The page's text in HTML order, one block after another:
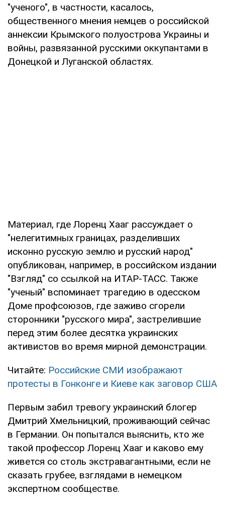
"ученого", в частности, касалось,
общественного мнения немцев о российской
аннексии Крымского полуострова Украины и
войны, развязанной русскими оккупантами в
Донецкой и Луганской областях.
Материал, где Лоренц Хааг рассуждает о
"нелегитимных границах, разделивших
исконно русскую землю и русский народ"
опубликован, например, в российском издании
"Взгляд" со ссылкой на ИТАР-ТАСС. Также
"ученый" вспоминает трагедию в одесском
Доме профсоюзов, где заживо сгорели
сторонники "русского мира", застрелившие
перед этим более десятка украинских
активистов во время мирной демонстрации.
Читайте: Российские СМИ изображают
протесты в Гонконге и Киеве как заговор США
Первым забил тревогу украинский блогер
Дмитрий Хмельницкий, проживающий сейчас
в Германии. Он попытался выяснить, кто же
такой профессор Лоренц Хааг и каково ему
живется со столь экстравагантными, если не
сказать грубее, взглядами в немецком
экспертном сообществе.